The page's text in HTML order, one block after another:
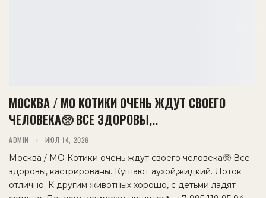
МОСКВА / МО КОТИКИ ОЧЕНЬ ЖДУТ СВОЕГО
ЧЕЛОВЕКА🥺 ВСЕ ЗДОРОВЫ,..
ADMIN ИЮЛ 14, 2026
Москва / МО Котики очень ждут своего человека🥺 Все
здоровы, кастрированы. Кушают аухой,жидкий. Лоток
отлично. К другим животных хорошо, с детьми ладят